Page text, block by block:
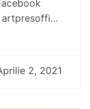
2, 2021